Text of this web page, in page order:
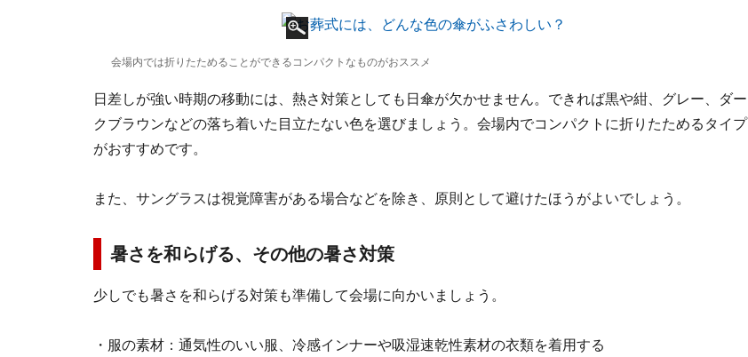
会場内では折りたためることができるコンパクトなものがおススメ
日差しが強い時期の移動には、熱さ対策としても日傘が欠かせません。できれば黒や紺、グレー、ダー
クブラウンなどの落ち着いた目立たない色を選びましょう。会場内でコンパクトに折りたためるタイプ
がおすすめです。
また、サングラスは視覚障害がある場合などを除き、原則として避けたほうがよいでしょう。
暑さを和らげる、その他の暑さ対策
少しでも暑さを和らげる対策も準備して会場に向かいましょう。
・服の素材：通気性のいい服、冷感インナーや吸湿速乾性素材の衣類を着用する